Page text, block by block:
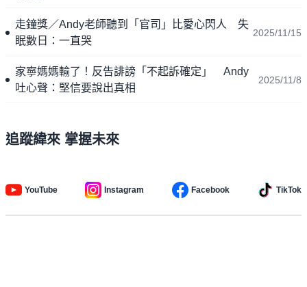
走鐘獎／Andy老師聽到「官司」比愛心閃人 失
眠數日：一直哭
2025/11/15
家寧媽媽輸了！反告誹謗「不起訴確定」 Andy
吐心聲：堅信要說出真相
2025/11/8
追蹤緯來 掌握未來
YouTube Instagram Facebook TikTok